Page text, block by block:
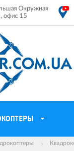
Окружная
офис 15